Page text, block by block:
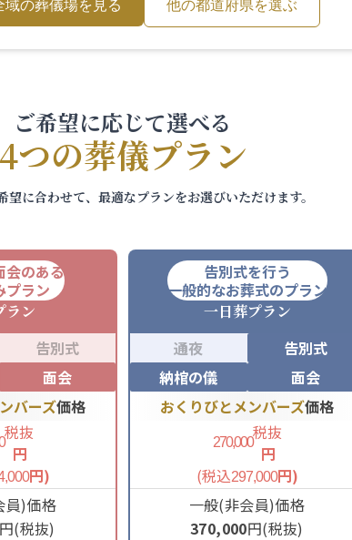
域の葬儀場を見る 他の都道府県を選ぶ
ご希望に応じて選べる
4つの葬儀プラン
望に合わせて、最適なプランをお選びいただけます。
会のある
プラン
ラン
告別式
面会
バーズ価格
税抜
円
円)
員)価格
円(税抜)
告別式を行う
一般的なお葬式のプラン
一日葬プラン
通夜
告別式
納棺の儀
面会
おくりびとメンバーズ価格
270,000税抜
円
(税込297,000円)
一般(非会員)価格
370,000円(税抜)